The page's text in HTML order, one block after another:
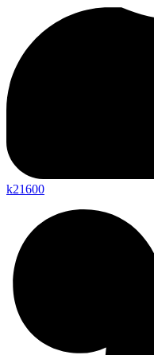
k21600